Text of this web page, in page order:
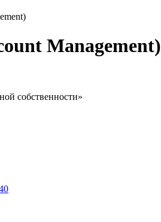
Management)
собственности»